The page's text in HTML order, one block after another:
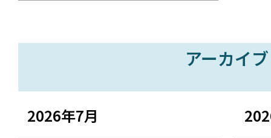
アーカイブ
2026年7月